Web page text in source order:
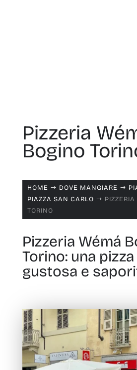
Pizzeria
Bogino
HOME $ DOVE MANGIARE $
PIAZZA SAN CARLO $
TORINO
Pizzeria Wémá
Torino: una
gustosa e